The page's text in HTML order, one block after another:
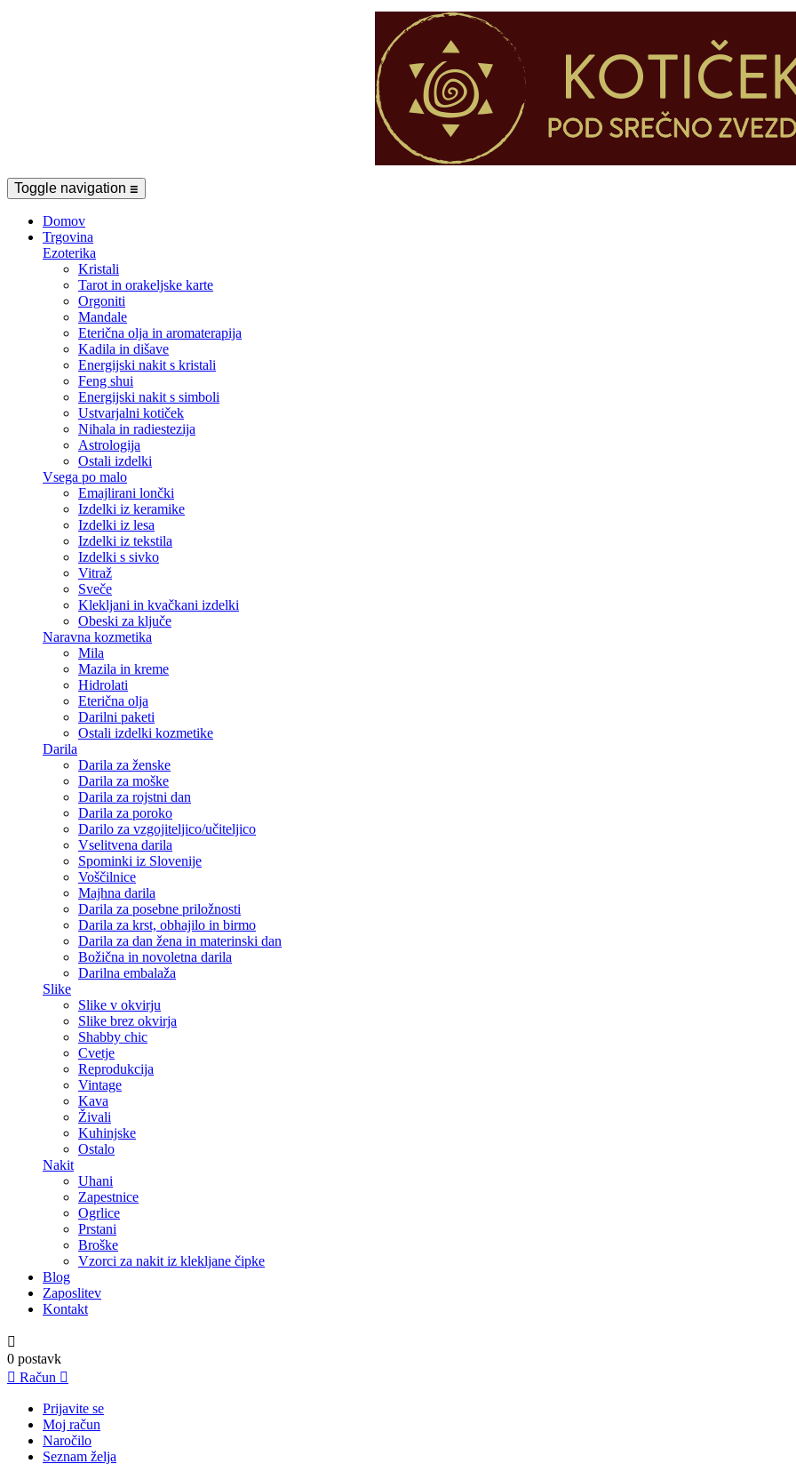
Toggle navigation ☰
Domov
Trgovina
Ezoterika
Kristali
Tarot in orakeljske karte
Orgoniti
Mandale
Eterična olja in aromaterapija
Kadila in dišave
Energijski nakit s kristali
Feng shui
Energijski nakit s simboli
Ustvarjalni kotiček
Nihala in radiestezija
Astrologija
Ostali izdelki
Vsega po malo
Emajlirani lončki
Izdelki iz keramike
Izdelki iz lesa
Izdelki iz tekstila
Izdelki s sivko
Vitraž
Sveče
Klekljani in kvačkani izdelki
Obeski za ključe
Naravna kozmetika
Mila
Mazila in kreme
Hidrolati
Eterična olja
Darilni paketi
Ostali izdelki kozmetike
Darila
Darila za ženske
Darila za moške
Darila za rojstni dan
Darila za poroko
Darilo za vzgojiteljico/učiteljico
Vselitvena darila
Spominki iz Slovenije
Voščilnice
Majhna darila
Darila za posebne priložnosti
Darila za krst, obhajilo in birmo
Darila za dan žena in materinski dan
Božična in novoletna darila
Darilna embalaža
Slike
Slike v okvirju
Slike brez okvirja
Shabby chic
Cvetje
Reprodukcija
Vintage
Kava
Živali
Kuhinjske
Ostalo
Nakit
Uhani
Zapestnice
Ogrlice
Prstani
Broške
Vzorci za nakit iz klekljane čipke
Blog
Zaposlitev
Kontakt

0 postavk
 Račun 
Prijavite se
Moj račun
Naročilo
Seznam želja